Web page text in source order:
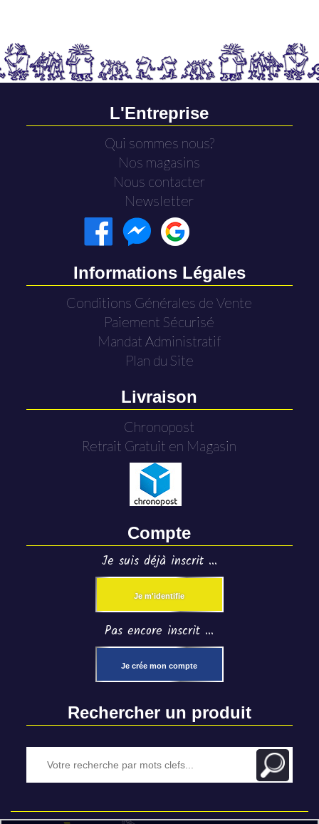
L'Entreprise
Qui sommes nous?
Nos magasins
Nous contacter
Newsletter
Informations Légales
Conditions Générales de Vente
Paiement Sécurisé
Mandat Administratif
Plan du Site
Livraison
Chronopost
Retrait Gratuit en Magasin
Compte
Je suis déjà inscrit ...
Je m'identifie
Pas encore inscrit ...
Je crée mon compte
Rechercher un produit